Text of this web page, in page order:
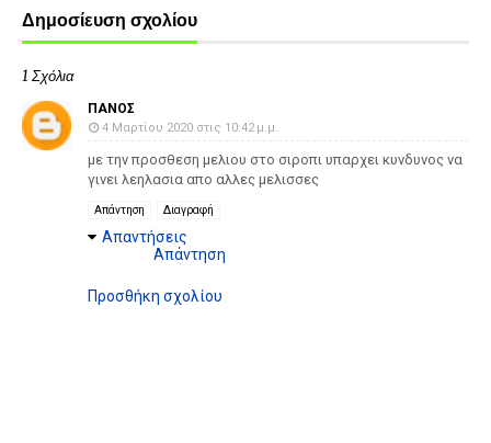
Δημοσίευση σχολίου
1 Σχόλια
ΠΑΝΟΣ
4 Μαρτίου 2020 στις 10:42 μ.μ.
με την προσθεση μελιου στο σιροπι υπαρχει κυνδυνος να
γινει λεηλασια απο αλλες μελισσες
Απάντηση Διαγραφή
Απαντήσεις
Απάντηση
Προσθήκη σχολίου